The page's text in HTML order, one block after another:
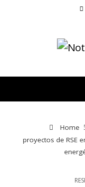
Home
proyectos de RSE